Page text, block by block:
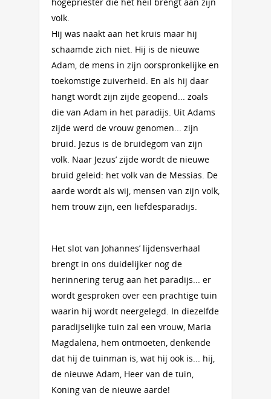
volk.
Hij was naakt aan het kruis maar hij
schaamde zich niet. Hij is de nieuwe
Adam, de mens in zijn oorspronkelijke en
toekomstige zuiverheid. En als hij daar
hangt wordt zijn zijde geopend... zoals
die van Adam in het paradijs. Uit Adams
zijde werd de vrouw genomen... zijn
bruid. Jezus is de bruidegom van zijn
volk. Naar Jezus’ zijde wordt de nieuwe
bruid geleid: het volk van de Messias. De
aarde wordt als wij, mensen van zijn volk,
hem trouw zijn, een liefdesparadijs.
Het slot van Johannes’ lijdensverhaal
brengt in ons duidelijker nog de
herinnering terug aan het paradijs... er
wordt gesproken over een prachtige tuin
waarin hij wordt neergelegd. In diezelfde
paradijselijke tuin zal een vrouw, Maria
Magdalena, hem ontmoeten, denkende
dat hij de tuinman is, wat hij ook is... hij,
de nieuwe Adam, Heer van de tuin,
Koning van de nieuwe aarde!